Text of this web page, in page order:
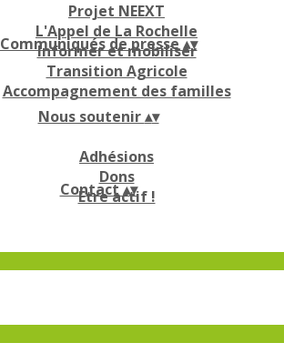
Projet NEEXT
L'Appel de La Rochelle
Informer et mobiliser
Transition Agricole
Accompagnement des familles
Communiqués de presse▴▾
Nous soutenir▴▾
Adhésions
Dons
Etre actif !
Contact▴▾